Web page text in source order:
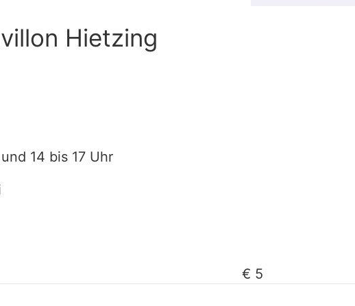
Hietzing
14 bis 17 Uhr
€ 5